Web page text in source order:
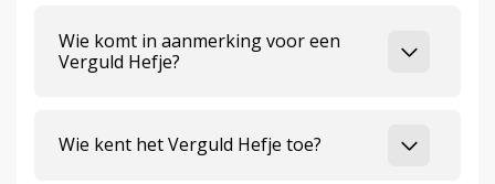
Wie komt in aanmerking voor een
Verguld Hefje?
Wie kent het Verguld Hefje toe?